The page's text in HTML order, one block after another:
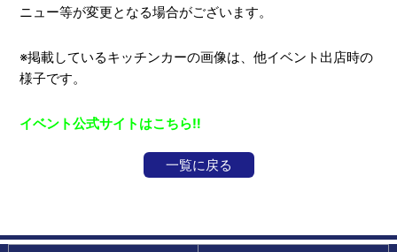
ニュー等が変更となる場合がございます。
※掲載しているキッチンカーの画像は、他イベント出店時の
様子です。
イベント公式サイトはこちら‼
一覧に戻る